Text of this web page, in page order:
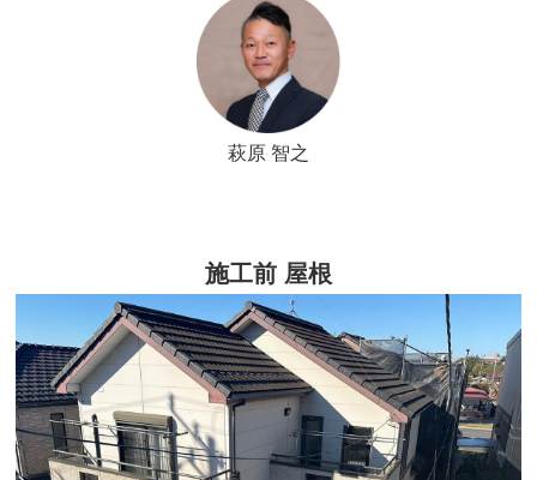
萩原 智之
施工前 屋根